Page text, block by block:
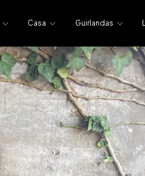
Casa Guirlandas